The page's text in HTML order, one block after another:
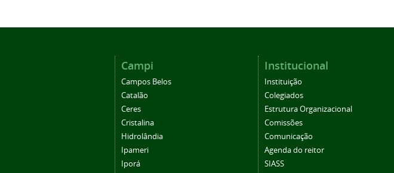
Campi
Campos Belos
Catalão
Ceres
Cristalina
Hidrolândia
Ipameri
Iporá
Institucional
Instituição
Colegiados
Estrutura Organizacional
Comissões
Comunicação
Agenda do reitor
SIASS